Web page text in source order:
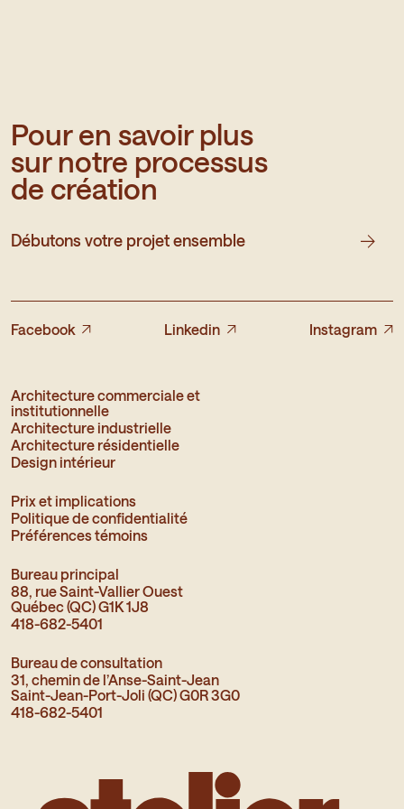
Pour en savoir plus
sur notre processus
de création
Débutons votre projet ensemble
Architecture commerciale et
institutionnelle
Architecture industrielle
Architecture résidentielle
Design intérieur
Prix et implications
Politique de confidentialité
Préférences témoins
Bureau principal
88, rue Saint-Vallier Ouest
Québec (QC) G1K 1J8
418-682-5401
Bureau de consultation
31, chemin de l’Anse-Saint-Jean
Saint-Jean-Port-Joli (QC) G0R 3G0
418-682-5401
Facebook Linkedin Instagram